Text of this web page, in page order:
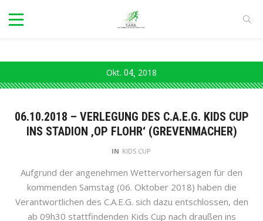
Okt. 04 2018
06.10.2018 – VERLEGUNG DES C.A.E.G. KIDS CUP
INS STADION ‚OP FLOHR‘ (GREVENMACHER)
IN KIDS CUP
Aufgrund der angenehmen Wettervorhersagen für den
kommenden Samstag (06. Oktober 2018) haben die
Verantwortlichen des C.A.E.G. sich dazu entschlossen, den
ab 09h30 stattfindenden Kids Cup nach draußen ins